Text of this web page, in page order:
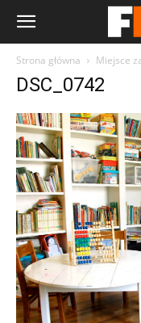
Strona główna Miejsce
DSC_0742